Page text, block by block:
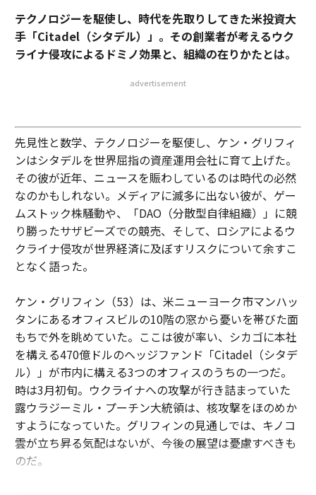
テクノロジーを駆使し、時代を先取りしてきた米投資大
手「Citadel（シタデル）」。その創業者が考えるウク
ライナ侵攻によるドミノ効果と、組織の在りかたとは。
advertisement
先見性と数学、テクノロジーを駆使し、ケン・グリフィ
ンはシタデルを世界屈指の資産運用会社に育て上げた。
その彼が近年、ニュースを賑わしているのは時代の必然
なのかもしれない。メディアに滅多に出ない彼が、ゲー
ムストック株騒動や、「DAO（分散型自律組織）」に競
り勝ったサザビーズでの競売、そして、ロシアによるウ
クライナ侵攻が世界経済に及ぼすリスクについて余すこ
となく語った。
ケン・グリフィン（53）は、米ニューヨーク市マンハッ
タンにあるオフィスビルの10階の窓から憂いを帯びた面
もちで外を眺めていた。ここは彼が率い、シカゴに本社
を構える470億ドルのヘッジファンド「Citadel（シタデ
ル）」が市内に構える3つのオフィスのうちの一つだ。
時は3月初旬。ウクライナへの攻撃が行き詰まっていた
露ウラジーミル・プーチン大統領は、核攻撃をほのめか
すようになっていた。グリフィンの見通しでは、キノコ
雲が立ち昇る気配はないが、今後の展望は憂慮すべきも
のだ。